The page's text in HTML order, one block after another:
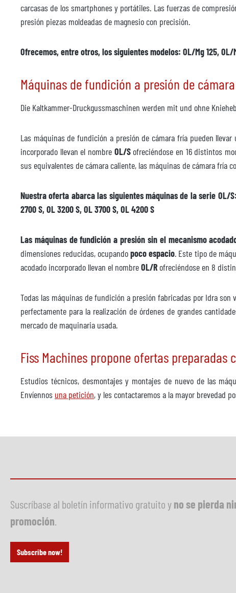
Accesorios
Fabricante
Modelo
Precio
a
carcasas de los smartphones y portátiles. Las fuerzas de
presión piezas moldeadas de magnesio con precisión.
Ofrecemos, entre otros, los siguientes modelos: OL/Mg 125, OL/
Máquinas de fundición a presión de
Die Kaltkammer-Druckgussmaschinen werden mit und ohne
Las máquinas de fundición a presión de cámara fría pueden
incorporado llevan el nombre OL/Sofreciéndose en 16 distintos
sus equivalentes de cámara caliente, las máquinas de cámara fría
Nuestra oferta abarca las siguientes máquinas de la serie OL/S:
2700 S, OL 3200 S, OL 3700 S, OL 4200 S
Las máquinas de fundición a presión sin el mecanismo
dimensiones reducidas, ocupandopoco espacio. Este tipo de
acodado incorporado llevan el nombreOL/R ofreciéndose en 8
Todas las máquinas de fundición a presión fabricadas por Idra
perfectamente para la realización de órdenes de grandes
mercado de maquinaria usada.
Fiss Machines propone ofertas
Estudios técnicos, desmontajes y montajes de nuevo de las
Envíennos una petición, y les contactaremos a la mayor brevedad
Suscríbase al boletín informativo gratuito yno se pierda
promoción
Subscribe now!